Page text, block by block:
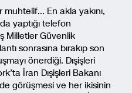
En akla yakını,
yaptığı telefon
Milletler Güvenlik
sonrasına bırakıp son
önerdiği. Dışişleri
İran Dışişleri Bakanı
görüşmesi ve her ikisinin